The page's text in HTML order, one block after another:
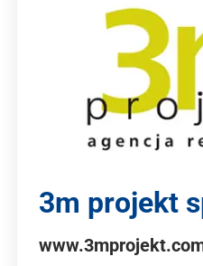
3m projekt